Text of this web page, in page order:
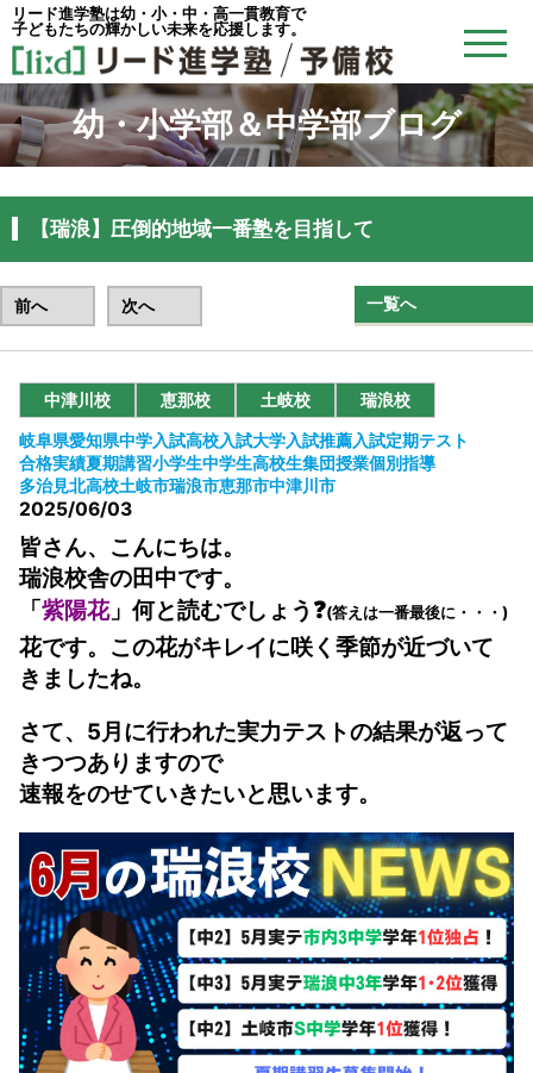
リード進学塾は幼・小・中・高一貫教育で
子どもたちの輝かしい未来を応援します。
幼・小学部＆中学部ブログ
【瑞浪】圧倒的地域一番塾を目指して
前へ 次へ 一覧へ
中津川校 恵那校 土岐校
瑞浪校
岐阜県愛知県中学入試高校入試大学入試推薦入試定期テスト
合格実績夏期講習小学生中学生高校生集団授業個別指導
多治見北高校土岐市瑞浪市恵那市中津川市
2025/06/03
皆さん、こんにちは。
瑞浪校舎の田中です。
「紫陽花」何と読むでしょう❓(答えは一番最後に・・・)
花です。この花がキレイに咲く季節が近づいて
きましたね。
さて、5月に行われた実力テストの結果が返って
きつつありますので
速報をのせていきたいと思います。